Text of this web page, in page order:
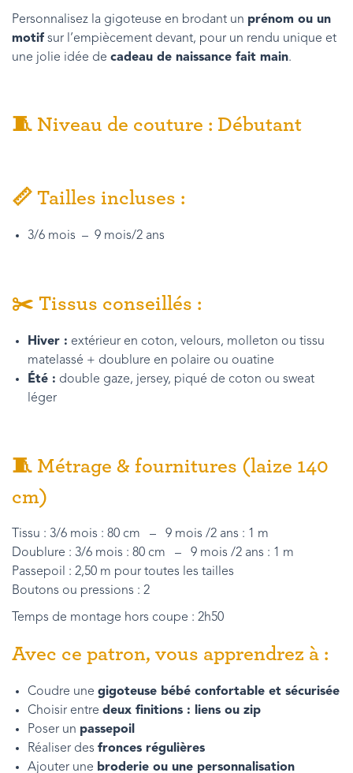
Personnalisez la gigoteuse en brodant un prénom ou un
motif sur l’empiècement devant, pour un rendu unique et
une jolie idée de cadeau de naissance fait main.
🧵 Niveau de couture : Débutant
📏 Tailles incluses :
3/6 mois – 9 mois/2 ans
✂️ Tissus conseillés :
Hiver : extérieur en coton, velours, molleton ou tissu
matelassé + doublure en polaire ou ouatine
Été : double gaze, jersey, piqué de coton ou sweat
léger
🧵 Métrage & fournitures (laize 140
cm)
Tissu : 3/6 mois : 80 cm – 9 mois /2 ans : 1 m
Doublure : 3/6 mois : 80 cm – 9 mois /2 ans : 1 m
Passepoil : 2,50 m pour toutes les tailles
Boutons ou pressions : 2
Temps de montage hors coupe : 2h50
Avec ce patron, vous apprendrez à :
Coudre une gigoteuse bébé confortable et sécurisée
Choisir entre deux finitions : liens ou zip
Poser un passepoil
Réaliser des fronces régulières
Ajouter une broderie ou une personnalisation